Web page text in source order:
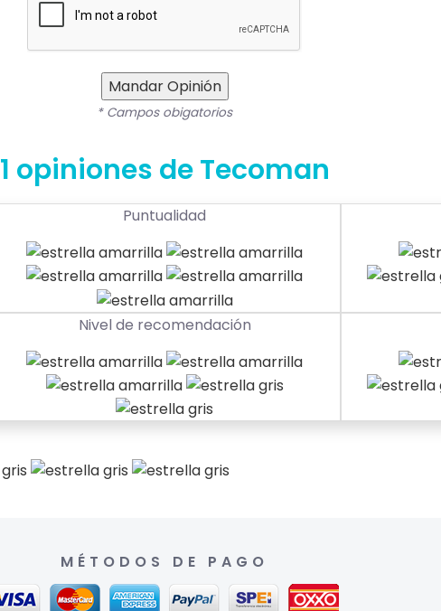
Mandar Opinión
* Campos obigatorios
1 opiniones de Tecoman
Puntualidad
Nivel de recomendación
MÉTODOS DE PAGO